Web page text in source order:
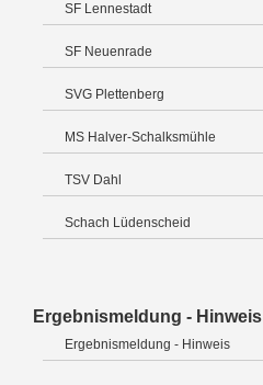
SF Lennestadt
SF Neuenrade
SVG Plettenberg
MS Halver-Schalksmühle
TSV Dahl
Schach Lüdenscheid
Ergebnismeldung - Hinweis
Ergebnismeldung - Hinweis